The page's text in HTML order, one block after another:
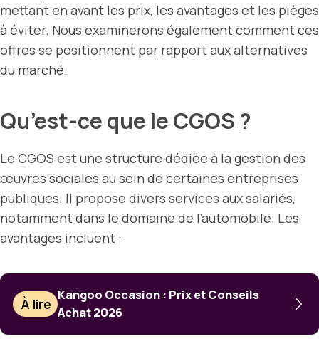
mettant en avant les prix, les avantages et les pièges
à éviter. Nous examinerons également comment ces
offres se positionnent par rapport aux alternatives
du marché.
Qu’est-ce que le CGOS ?
Le CGOS est une structure dédiée à la gestion des
œuvres sociales au sein de certaines entreprises
publiques. Il propose divers services aux salariés,
notamment dans le domaine de l’automobile. Les
avantages incluent :
À lire
Kangoo Occasion : Prix et Conseils
Achat 2026